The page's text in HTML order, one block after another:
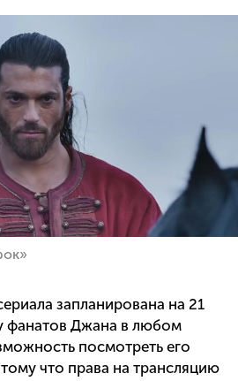
запланирована на 21
фанатов Джана в любом
посмотреть его
что права на трансляцию